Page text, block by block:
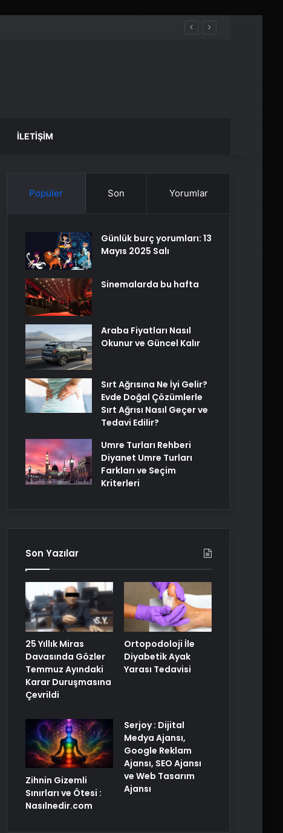
İLETIŞIM
Popüler Son Yorumlar
Günlük burç yorumları: 13
Mayıs 2025 Salı
Sinemalarda bu hafta
Araba Fiyatları Nasıl
Okunur ve Güncel Kalır
Sırt Ağrısına Ne İyi Gelir?
Evde Doğal Çözümlerle
Sırt Ağrısı Nasıl Geçer ve
Tedavi Edilir?
Umre Turları Rehberi
Diyanet Umre Turları
Farkları ve Seçim
Kriterleri
Son Yazılar
25 Yıllık Miras
Davasında Gözler
Temmuz Ayındaki
Karar Duruşmasına
Çevrildi
Ortopodoloji İle
Diyabetik Ayak
Yarası Tedavisi
Zihnin Gizemli
Sınırları ve Ötesi :
Nasılnedir.com
Serjoy : Dijital
Medya Ajansı,
Google Reklam
Ajansı, SEO Ajansı
ve Web Tasarım
Ajansı